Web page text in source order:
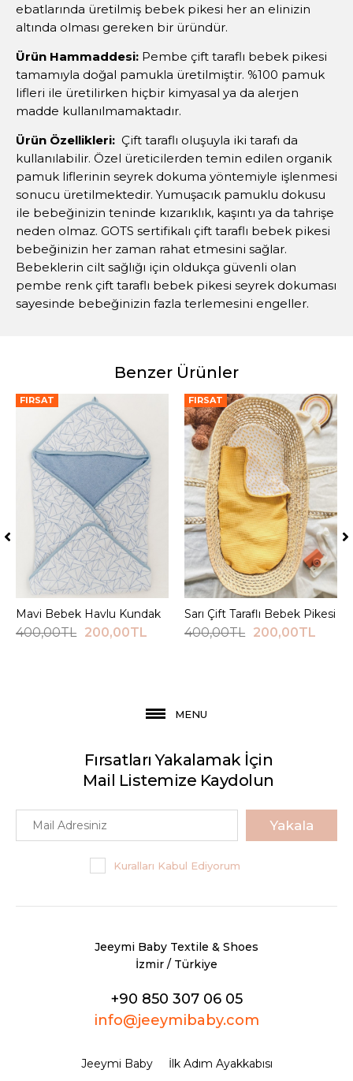
ebatlarında üretilmiş bebek pikesi her an elinizin
altında olması gereken bir üründür.
Ürün Hammaddesi: Pembe çift taraflı bebek pikesi
tamamıyla doğal pamukla üretilmiştir. %100 pamuk
lifleri ile üretilirken hiçbir kimyasal ya da alerjen
madde kullanılmamaktadır.
Ürün Özellikleri: Çift taraflı oluşuyla iki tarafı da
kullanılabilir. Özel üreticilerden temin edilen organik
pamuk liflerinin seyrek dokuma yöntemiyle işlenmesi
sonucu üretilmektedir. Yumuşacık pamuklu dokusu
ile bebeğinizin teninde kızarıklık, kaşıntı ya da tahrişe
neden olmaz. GOTS sertifikalı çift taraflı bebek pikesi
bebeğinizin her zaman rahat etmesini sağlar.
Bebeklerin cilt sağlığı için oldukça güvenli olan
pembe renk çift taraflı bebek pikesi seyrek dokuması
sayesinde bebeğinizin fazla terlemesini engeller.
Benzer Ürünler
FIRSAT
Sepete Ekle
Mavi Bebek Havlu Kundak
400,00TL 200,00TL
FIRSAT
Sepete Ekle
Sarı Çift Taraflı Bebek Pikesi
400,00TL 200,00TL
MENU
Fırsatları Yakalamak İçin
Mail Listemize Kaydolun
Yakala
Kuralları Kabul Ediyorum
Jeeymi Baby Textile & Shoes
İzmir / Türkiye
+90 850 307 06 05
info@jeeymibaby.com
Jeeymi Baby İlk Adım Ayakkabısı